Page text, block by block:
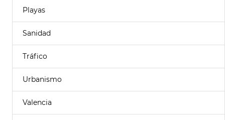
Playas
Sanidad
Tráfico
Urbanismo
Valencia